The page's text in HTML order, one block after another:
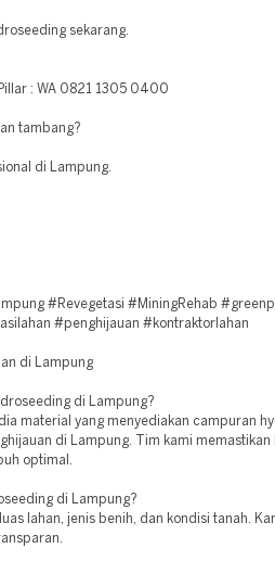
sekarang.
: WA 0821 1305 0400
tambang?
di Lampung.
#Revegetasi #MiningRehab
#penghijauan #kontraktorlahan
di Lampung
di Lampung?
material yang menyediakan campuran
di Lampung. Tim kami memastikan
optimal.
di Lampung?
lahan, jenis benih, dan kondisi tanah.